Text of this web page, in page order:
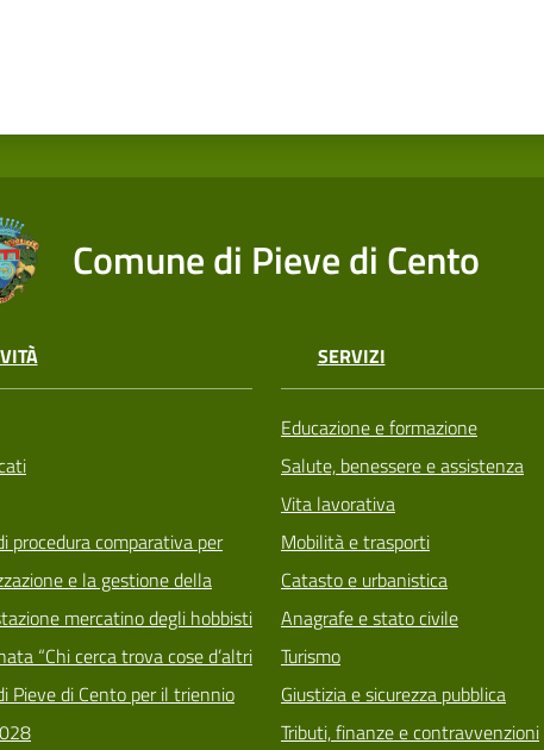
Comune di Pieve di Cento
procedura comparativa per
e la gestione della
mercatino degli hobbisti
“Chi cerca trova cose d’altri
Pieve di Cento per il triennio
SERVIZI
Educazione e formazione
Salute, benessere e assistenza
Vita lavorativa
Mobilità e trasporti
Catasto e urbanistica
Anagrafe e stato civile
Turismo
Giustizia e sicurezza pubblica
Tributi, finanze e contravvenzioni